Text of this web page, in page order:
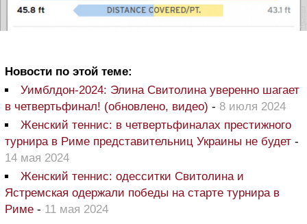
Новости по этой теме:
Уимблдон-2024: Элина Свитолина уверенно шагает
в четвертьфинал! (обновлено, видео) - 8 июля 2024
Женский теннис: в четвертьфиналах престижного
турнира в Риме представительниц Украины не будет -
14 мая 2024
Женский теннис: одесситки Свитолина и
Ястремская одержали победы на старте турнира в
Риме - 11 мая 2024